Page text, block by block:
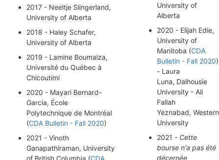
2017 - Neeltje Slingerland,
University of Alberta
2018 - Haley Schafer,
University of Alberta
2019 - Lamine Boumaiza,
Université du Québec à
Chicoutimi
2020 - Mayari Bernard-
Garcia, École
Polytechnique de Montréal
(CDA Bulletin - Fall 2020)
2021 - Vinoth
Ganapathiraman, University
of British Columbia (CDA
University of
Alberta
2020 - Elijah Edie,
University of
Manitoba (CDA
Bulletin - Fall 2020)
- Laura
Luna, Dalhousie
University - Ali
Fallah
Yeznabad, Western
University
2021 - Cette
bourse n'a pas été
décernée